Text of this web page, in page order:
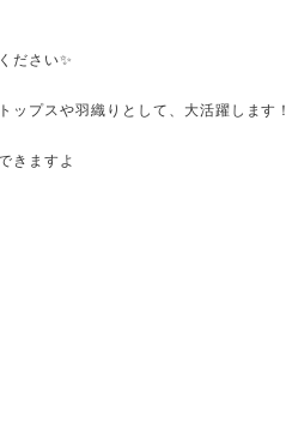
ださい✨
ップスや羽織りとして、大活躍します！
きますよ